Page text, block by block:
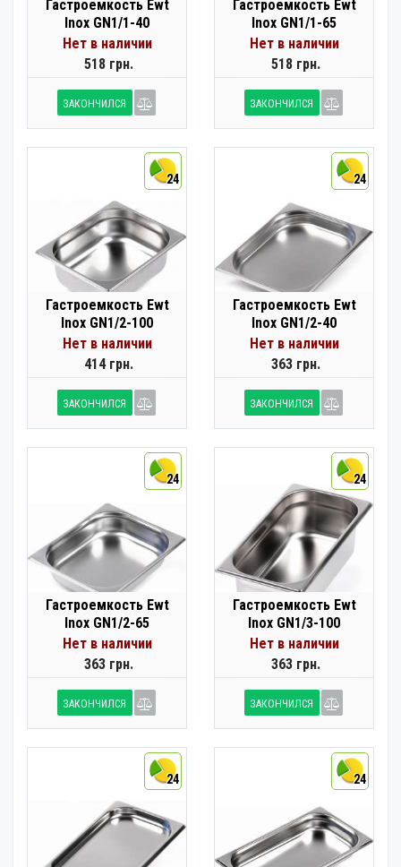
Гастроемкость Ewt
Inox GN1/1-40
Нет в наличии
518 грн.
ЗАКОНЧИЛСЯ
Гастроемкость Ewt
Inox GN1/1-65
Нет в наличии
518 грн.
ЗАКОНЧИЛСЯ
24
Гастроемкость Ewt
Inox GN1/2-100
Нет в наличии
414 грн.
ЗАКОНЧИЛСЯ
24
Гастроемкость Ewt
Inox GN1/2-40
Нет в наличии
363 грн.
ЗАКОНЧИЛСЯ
24
Гастроемкость Ewt
Inox GN1/2-65
Нет в наличии
363 грн.
ЗАКОНЧИЛСЯ
24
Гастроемкость Ewt
Inox GN1/3-100
Нет в наличии
363 грн.
ЗАКОНЧИЛСЯ
24 24